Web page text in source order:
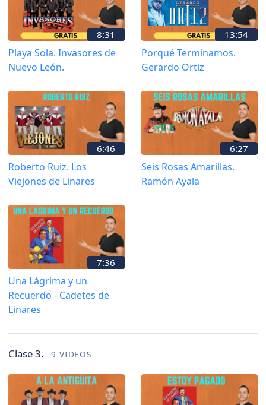
8:31
Playa Sola. Invasores de
Nuevo León.
13:54
Porqué Terminamos.
Gerardo Ortiz
6:46
Roberto Ruiz. Los
Viejones de Linares
6:27
Seis Rosas Amarillas.
Ramón Ayala
7:36
Una Lágrima y un
Recuerdo - Cadetes de
Linares
Clase 3. 9 VIDEOS